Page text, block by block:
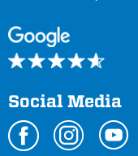
Social Media